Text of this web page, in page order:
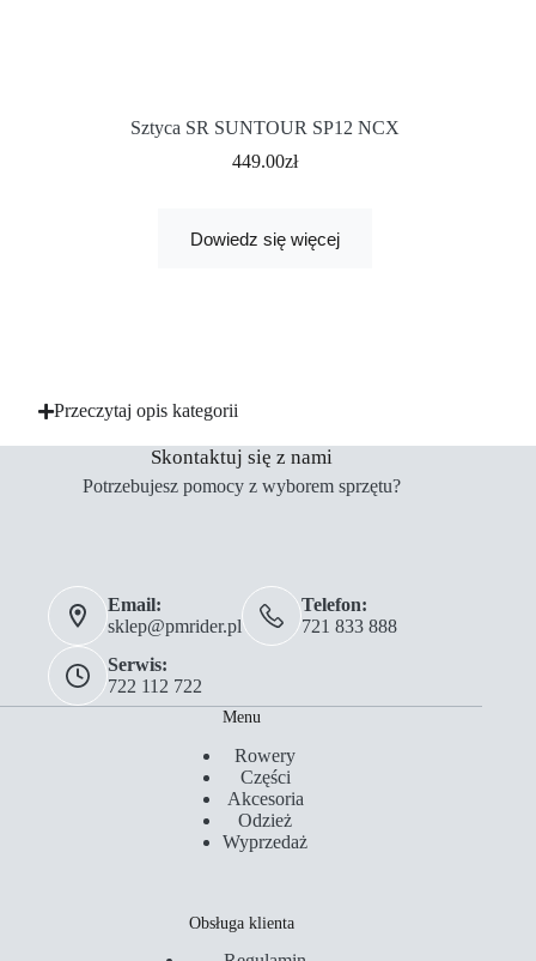
Sztyca SR SUNTOUR SP12 NCX
449.00zł
Dowiedz się więcej
Przeczytaj opis kategorii
Skontaktuj się z nami
Potrzebujesz pomocy z wyborem sprzętu?
Email:
sklep@pmrider.pl
Telefon:
721 833 888
Serwis:
722 112 722
Menu
Rowery
Części
Akcesoria
Odzież
Wyprzedaż
Obsługa klienta